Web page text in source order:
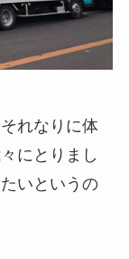
れなりに体
にとりまし
いというの